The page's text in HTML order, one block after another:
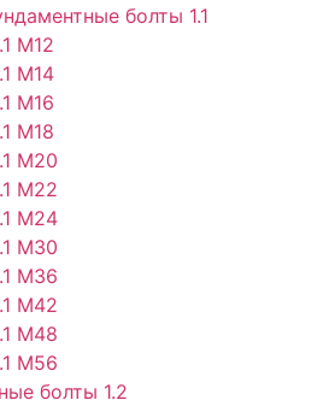
болты 1.1
М12
М14
М16
М18
М20
М22
М24
М30
М36
М42
М48
М56
болты 1.2